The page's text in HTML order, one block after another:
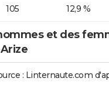
105 12,9 %
et des
: Linternaute.com